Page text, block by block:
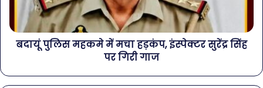
बदायूं पुलिस महकमे में मचा हड़कंप, इंस्पेक्टर सुरेंद्र सिंह
पर गिरी गाज